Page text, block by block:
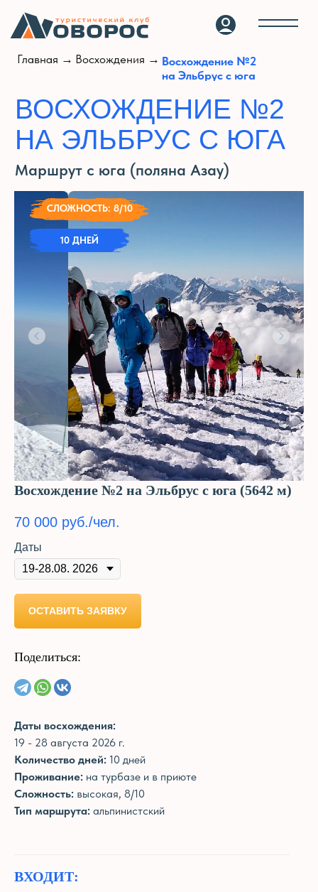
СЛОЖНОСТЬ: 8/10
10 ДНЕЙ
Маршрут с юга (поляна Азау)
ВОСХОЖДЕНИЕ №2
НА ЭЛЬБРУС С ЮГА
Восхождение №2 на Эльбрус с юга (5642 м)
70 000 руб./чел.
Даты
ОСТАВИТЬ ЗАЯВКУ
Поделиться:
Даты восхождения:
19 - 28 августа 2026 г.
Количество дней: 10 дней
Проживание: на турбазе и в приюте
Сложность: высокая, 8/10
Тип маршрута: альпинистский
ВХОДИТ: